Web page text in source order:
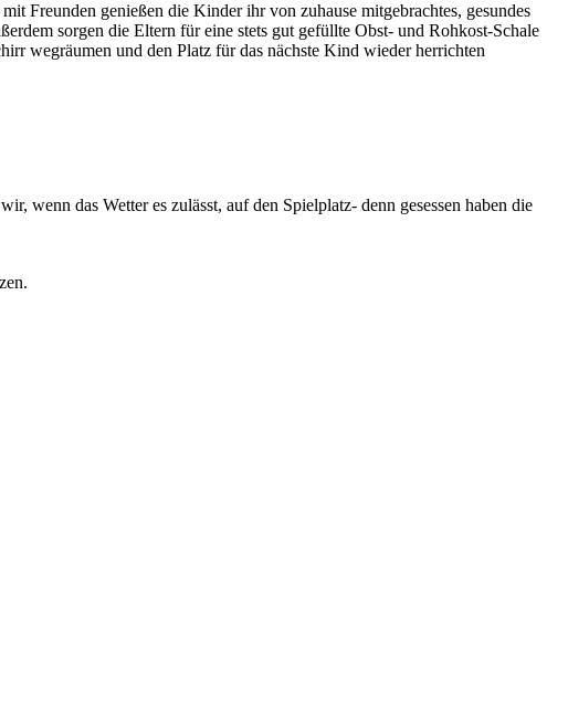
Freunden genießen die Kinder ihr von zuhause mitgebrachtes, gesundes
sorgen die Eltern für eine stets gut gefüllte Obst- und Rohkost-Schale
wegräumen und den Platz für das nächste Kind wieder herrichten
wenn das Wetter es zulässt, auf den Spielplatz- denn gesessen haben die